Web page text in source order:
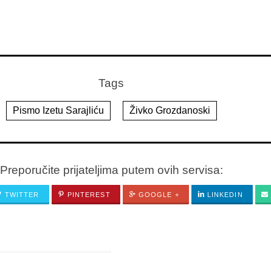
Tags
Pismo Izetu Sarajliću Živko Grozdanoski
Preporučite prijateljima putem ovih servisa:
TWITTER PINTEREST GOOGLE + LINKEDIN